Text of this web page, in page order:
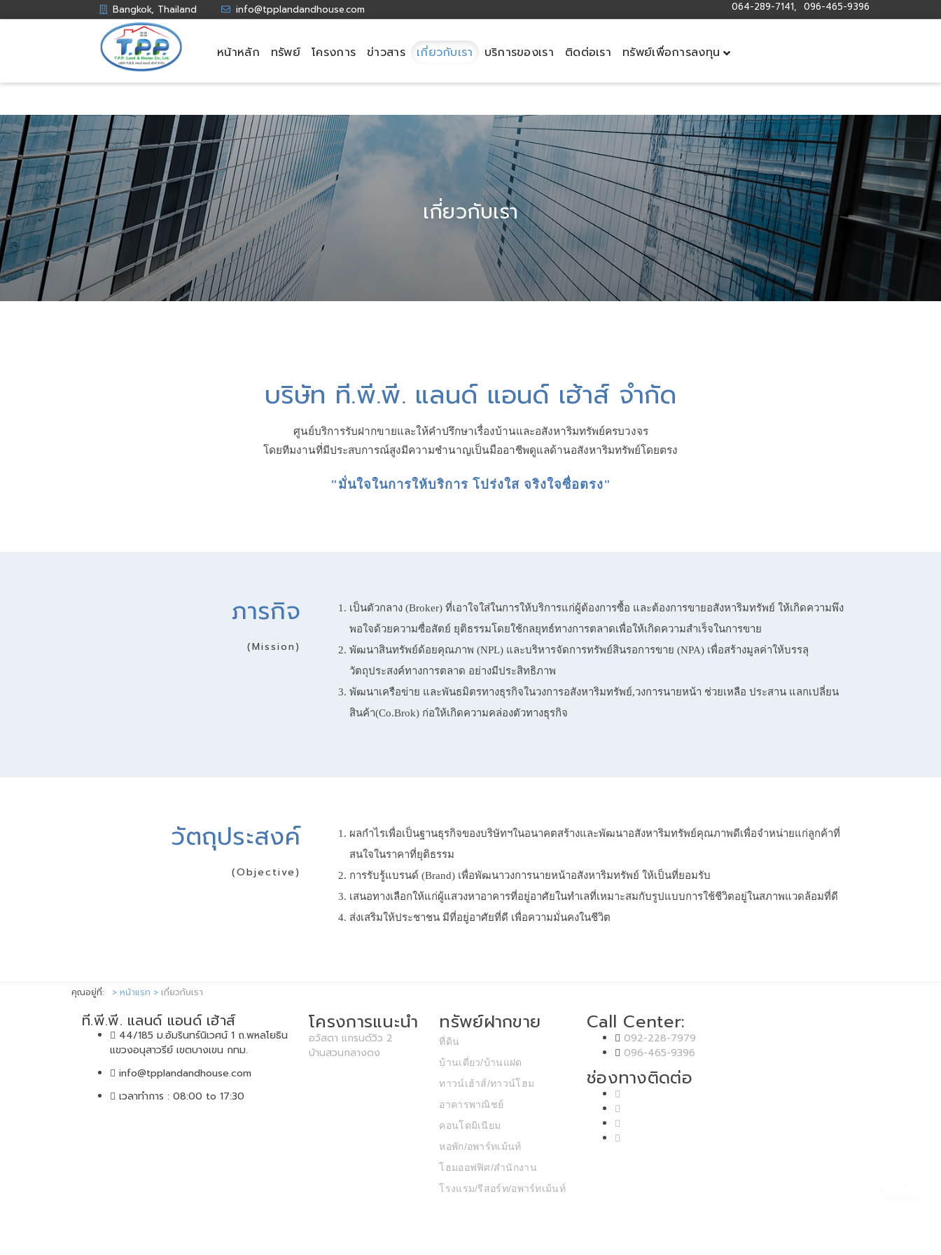
Bangkok, Thailand info@tpplandandhouse.com 064-289-7141, 096-465-9396
หน้าหลัก ทรัพย์ โครงการ ข่าวสาร เกี่ยวกับเรา บริการของเรา ติดต่อเรา ทรัพย์เพื่อการลงทุน
header
เกี่ยวกับเรา
บริษัท ที.พี.พี. แลนด์ แอนด์ เฮ้าส์ จำกัด
ศูนย์บริการรับฝากขายและให้คำปรึกษาเรื่องบ้านและอสังหาริมทรัพย์ครบวงจร
โดยทีมงานที่มีประสบการณ์สูงมีความชำนาญเป็นมืออาชีพดูแลด้านอสังหาริมทรัพย์โดยตรง
"มั่นใจในการให้บริการ โปร่งใส จริงใจซื่อตรง"
ภารกิจ
(Mission)
เป็นตัวกลาง (Broker) ที่เอาใจใส่ในการให้บริการแก่ผู้ต้องการซื้อ และต้องการขายอสังหาริมทรัพย์ ให้เกิดความพึง
พอใจด้วยความซื่อสัตย์ ยุติธรรมโดยใช้กลยุทธ์ทางการตลาดเพื่อให้เกิดความสำเร็จในการขาย
พัฒนาสินทรัพย์ด้อยคุณภาพ (NPL) และบริหารจัดการทรัพย์สินรอการขาย (NPA) เพื่อสร้างมูลค่าให้บรรลุ
วัตถุประสงค์ทางการตลาด อย่างมีประสิทธิภาพ
พัฒนาเครือข่าย และพันธมิตรทางธุรกิจในวงการอสังหาริมทรัพย์,วงการนายหน้า ช่วยเหลือ ประสาน แลกเปลี่ยน
สินค้า(Co.Brok) ก่อให้เกิดความคล่องตัวทางธุรกิจ
วัตถุประสงค์
(Objective)
ผลกําไรเพื่อเป็นฐานธุรกิจของบริษัทฯในอนาคตสร้างและพัฒนาอสังหาริมทรัพย์คุณภาพดีเพื่อจําหน่ายแก่ลูกค้าที่
สนใจในราคาที่ยุติธรรม
การรับรู้แบรนด์ (Brand) เพื่อพัฒนาวงการนายหน้าอสังหาริมทรัพย์ ให้เป็นที่ยอมรับ
เสนอทางเลือกให้แก่ผู้แสวงหาอาคารที่อยู่อาศัยในทําเลที่เหมาะสมกับรูปแบบการใช้ชีวิตอยู่ในสภาพแวดล้อมที่ดี
ส่งเสริมให้ประชาชน มีที่อยู่อาศัยที่ดี เพื่อความมั่นคงในชีวิต
คุณอยู่ที่: หน้าแรก เกี่ยวกับเรา
ที.พี.พี. แลนด์ แอนด์ เฮ้าส์
44/185 ม.อัมรินทร์นิเวศน์ 1 ถ.พหลโยธิน
แขวงอนุสาวรีย์ เขตบางเขน กทม.
info@tpplandandhouse.com
เวลาทำการ : 08:00 to 17:30
โครงการแนะนำ
อวัสดา แกรนด์วิว 2
บ้านสวนกลางดง
ทรัพย์ฝากขาย
ที่ดิน
บ้านเดี่ยว/บ้านแฝด
ทาวน์เฮ้าส์/ทาวน์โฮม
อาคารพาณิชย์
คอนโดมิเนียม
หอพัก/อพาร์ทเม้นท์
โฮมออฟฟิศ/สำนักงาน
โรงแรม/รีสอร์ท/อพาร์ทเม้นท์
Call Center:
092-228-7979
096-465-9396
ช่องทางติดต่อ